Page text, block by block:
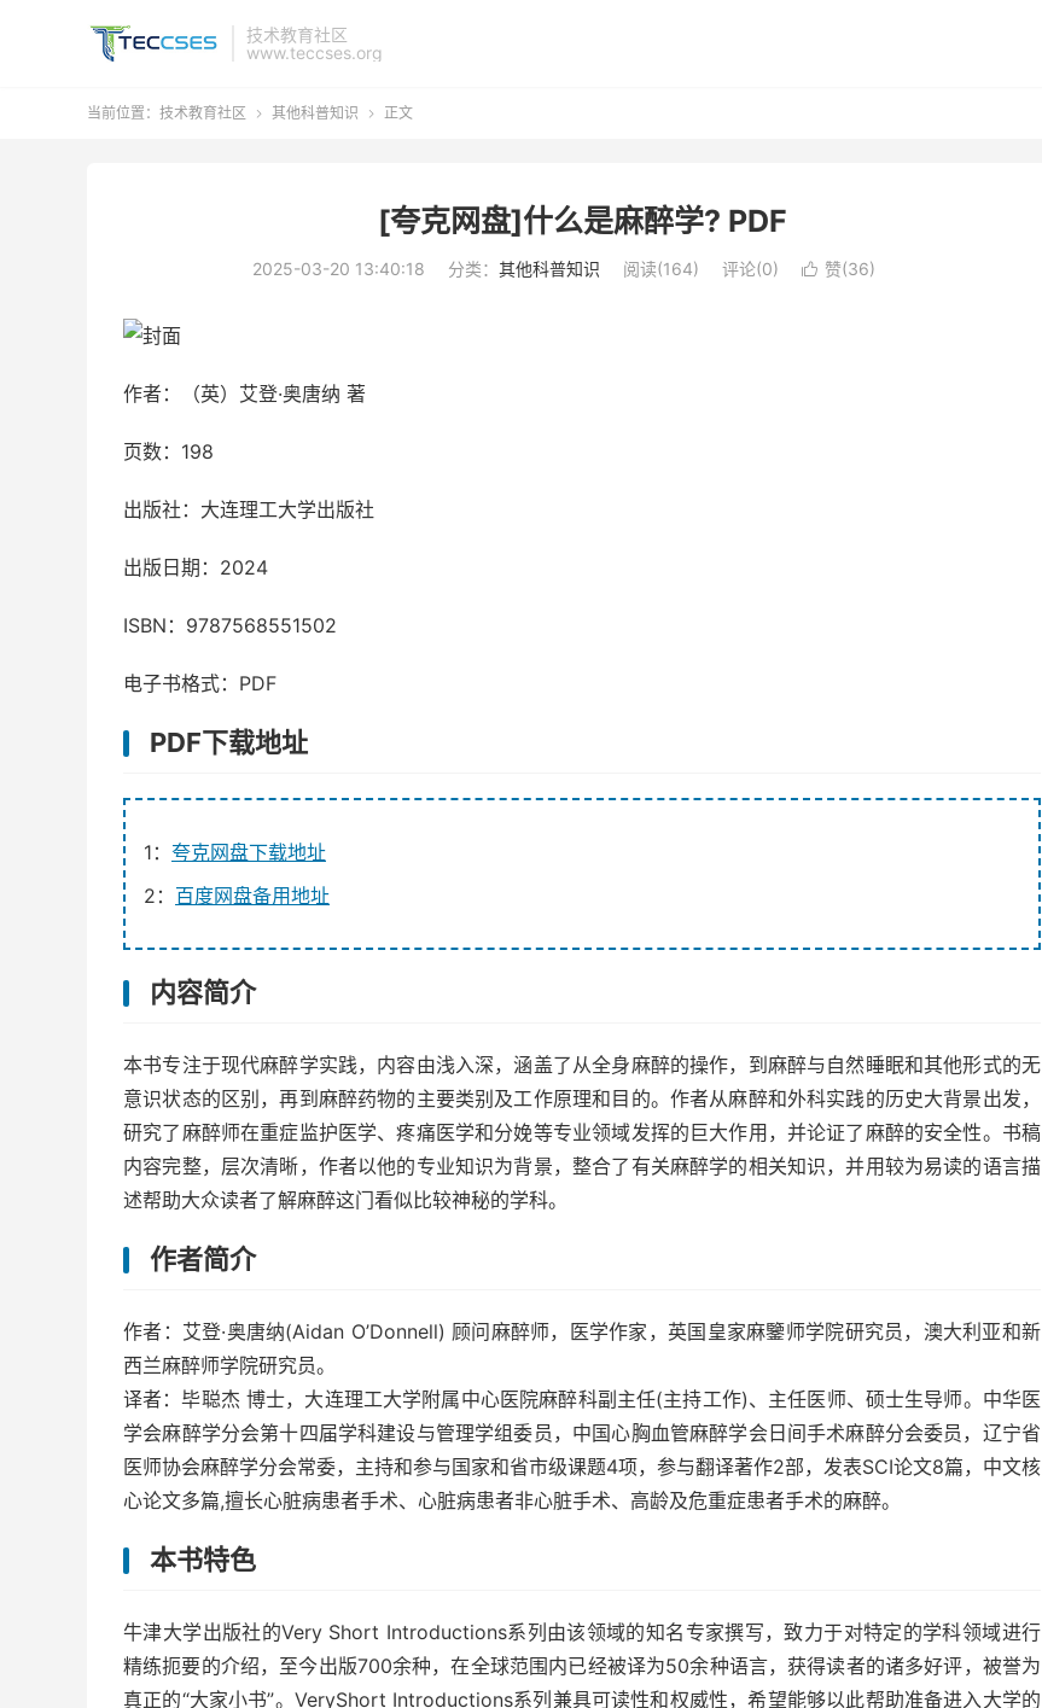
技术教育社区
www.teccses.org
当前位置： 技术教育社区  其他科普知识  正文
[夸克网盘]什么是麻醉学? PDF
2025-03-20 13:40:18 分类： 其他科普知识 阅读(164) 评论(0)  赞(36)
作者：（英）艾登·奥唐纳 著
页数：198
出版社：大连理工大学出版社
出版日期：2024
ISBN：9787568551502
电子书格式：PDF
PDF下载地址
1： 夸克网盘下载地址
2： 百度网盘备用地址
内容简介
本书专注于现代麻醉学实践，内容由浅入深，涵盖了从全身麻醉的操作，到麻醉与自然睡眠和其他形式的无
意识状态的区别，再到麻醉药物的主要类别及工作原理和目的。作者从麻醉和外科实践的历史大背景出发，
研究了麻醉师在重症监护医学、疼痛医学和分娩等专业领域发挥的巨大作用，并论证了麻醉的安全性。书稿
内容完整，层次清晰，作者以他的专业知识为背景，整合了有关麻醉学的相关知识，并用较为易读的语言描
述帮助大众读者了解麻醉这门看似比较神秘的学科。
作者简介
作者：艾登·奥唐纳(Aidan O’Donnell) 顾问麻醉师，医学作家，英国皇家麻鑒师学院研究员，澳大利亚和新
西兰麻醉师学院研究员。
译者：毕聪杰 博士，大连理工大学附属中心医院麻醉科副主任(主持工作)、主任医师、硕士生导师。中华医
学会麻醉学分会第十四届学科建设与管理学组委员，中国心胸血管麻醉学会日间手术麻醉分会委员，辽宁省
医师协会麻醉学分会常委，主持和参与国家和省市级课题4项，参与翻译著作2部，发表SCI论文8篇，中文核
心论文多篇,擅长心脏病患者手术、心脏病患者非心脏手术、高龄及危重症患者手术的麻醉。
本书特色
牛津大学出版社的Very Short Introductions系列由该领域的知名专家撰写，致力于对特定的学科领域进行
精练扼要的介绍，至今出版700余种，在全球范围内已经被译为50余种语言，获得读者的诸多好评，被誉为
真正的“大家小书”。VeryShort Introductions系列兼具可读性和权威性，希望能够以此帮助准备进入大学的